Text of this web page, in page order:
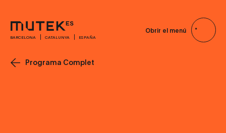
BARCELONA CATALUNYA ESPAÑA
Obrir el menú
Programa Complet